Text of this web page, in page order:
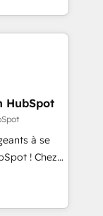
your
over a
with deep
to helping
that fit
to have
the
has earned
HubSpot
à se
! Chez
que la
web,
C'est